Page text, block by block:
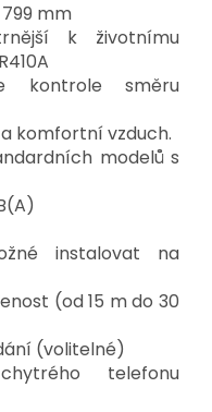
mm
k životnímu
kontrole směru
komfortní vzduch.
modelů s
instalovat na
(od 15 m do 30
(volitelné)
telefonu